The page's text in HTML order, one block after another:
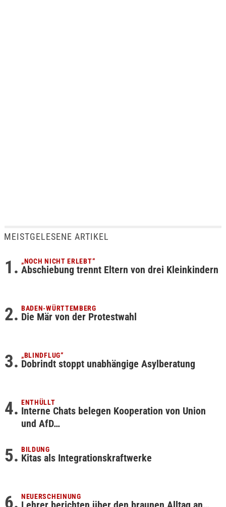
MEISTGELESENE ARTIKEL
„NOCH NICHT ERLEBT“
Abschiebung trennt Eltern von drei Kleinkindern
BADEN-WÜRTTEMBERG
Die Mär von der Protestwahl
„BLINDFLUG“
Dobrindt stoppt unabhängige Asylberatung
ENTHÜLLT
Interne Chats belegen Kooperation von Union
und AfD…
BILDUNG
Kitas als Integrationskraftwerke
NEUERSCHEINUNG